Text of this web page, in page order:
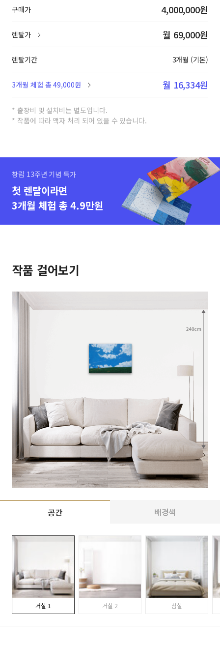
구매가 4,000,000원
렌탈가 월 69,000원
렌탈기간 3개월 (기본)
3개월 체험 총 49,000원 월 16,334원
* 출장비 및 설치비는 별도입니다.
* 작품에 따라 액자 처리 되어 있을 수 있습니다.
창립 13주년 기념 특가
첫 렌탈이라면
3개월 체험 총 4.9만원
작품 걸어보기
공간 배경색
거실 1 거실 2 침실